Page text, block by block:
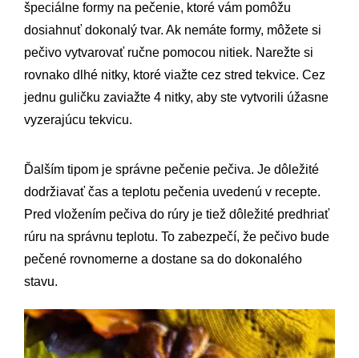
špeciálne formy na pečenie, ktoré vám pomôžu
dosiahnuť dokonalý tvar. Ak nemáte formy, môžete si
pečivo vytvarovať ručne pomocou nitiek. Narežte si
rovnako dlhé nitky, ktoré viažte cez stred tekvice. Cez
jednu guličku zaviažte 4 nitky, aby ste vytvorili úžasne
vyzerajúcu tekvicu.
Ďalším tipom je správne pečenie pečiva. Je dôležité
dodržiavať čas a teplotu pečenia uvedenú v recepte.
Pred vložením pečiva do rúry je tiež dôležité predhriať
rúru na správnu teplotu. To zabezpečí, že pečivo bude
pečené rovnomerne a dostane sa do dokonalého
stavu.